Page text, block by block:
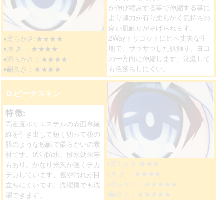
♦柔らかさ:★★★★
♦厚 さ ：★★★★
♦滑らかさ：★★★★
♦耐久さ：★★★★
が伸び縮みする事で伸縮する事に
より弾力が有り柔らかく気持ちの
良い肌触りがあげられます。
2Wayトリコットに比べ丈夫な生
地で、サラサラした肌触り、ヨコ
の一方向に伸縮します、洗濯して
も色落ちしにくい。
D.ピーチスキン
特 徴:
高密度ポリエステルの表面単繊
維を引き出して短く切って桃の
肌のような感触で柔らかいの素
材です。透湿防水、撥水効果等
もあり。かなり光沢が強くテカ
テカしています、傷や汚れが目
立ちにくいです。洗濯機でも洗
濯できます。
♦柔らかさ:★★★
♦厚 さ ：★★★★
♦滑らかさ：★★★★★
♦耐久さ：★★★★★